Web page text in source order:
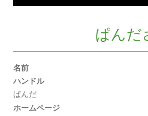
ぱんだ
名前
ハンドル
ぱんだ
ホームページ